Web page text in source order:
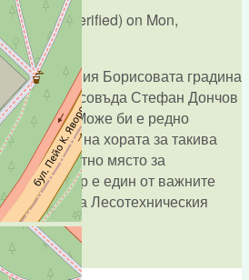
(not verified) on Mon,
залесявания Борисовата градина
от лесовъда Стефан Дончов
Може би е редно
начин на хората за такива
такова уютно място за
с черен бор е един от важните
студенти на Лесотехническия